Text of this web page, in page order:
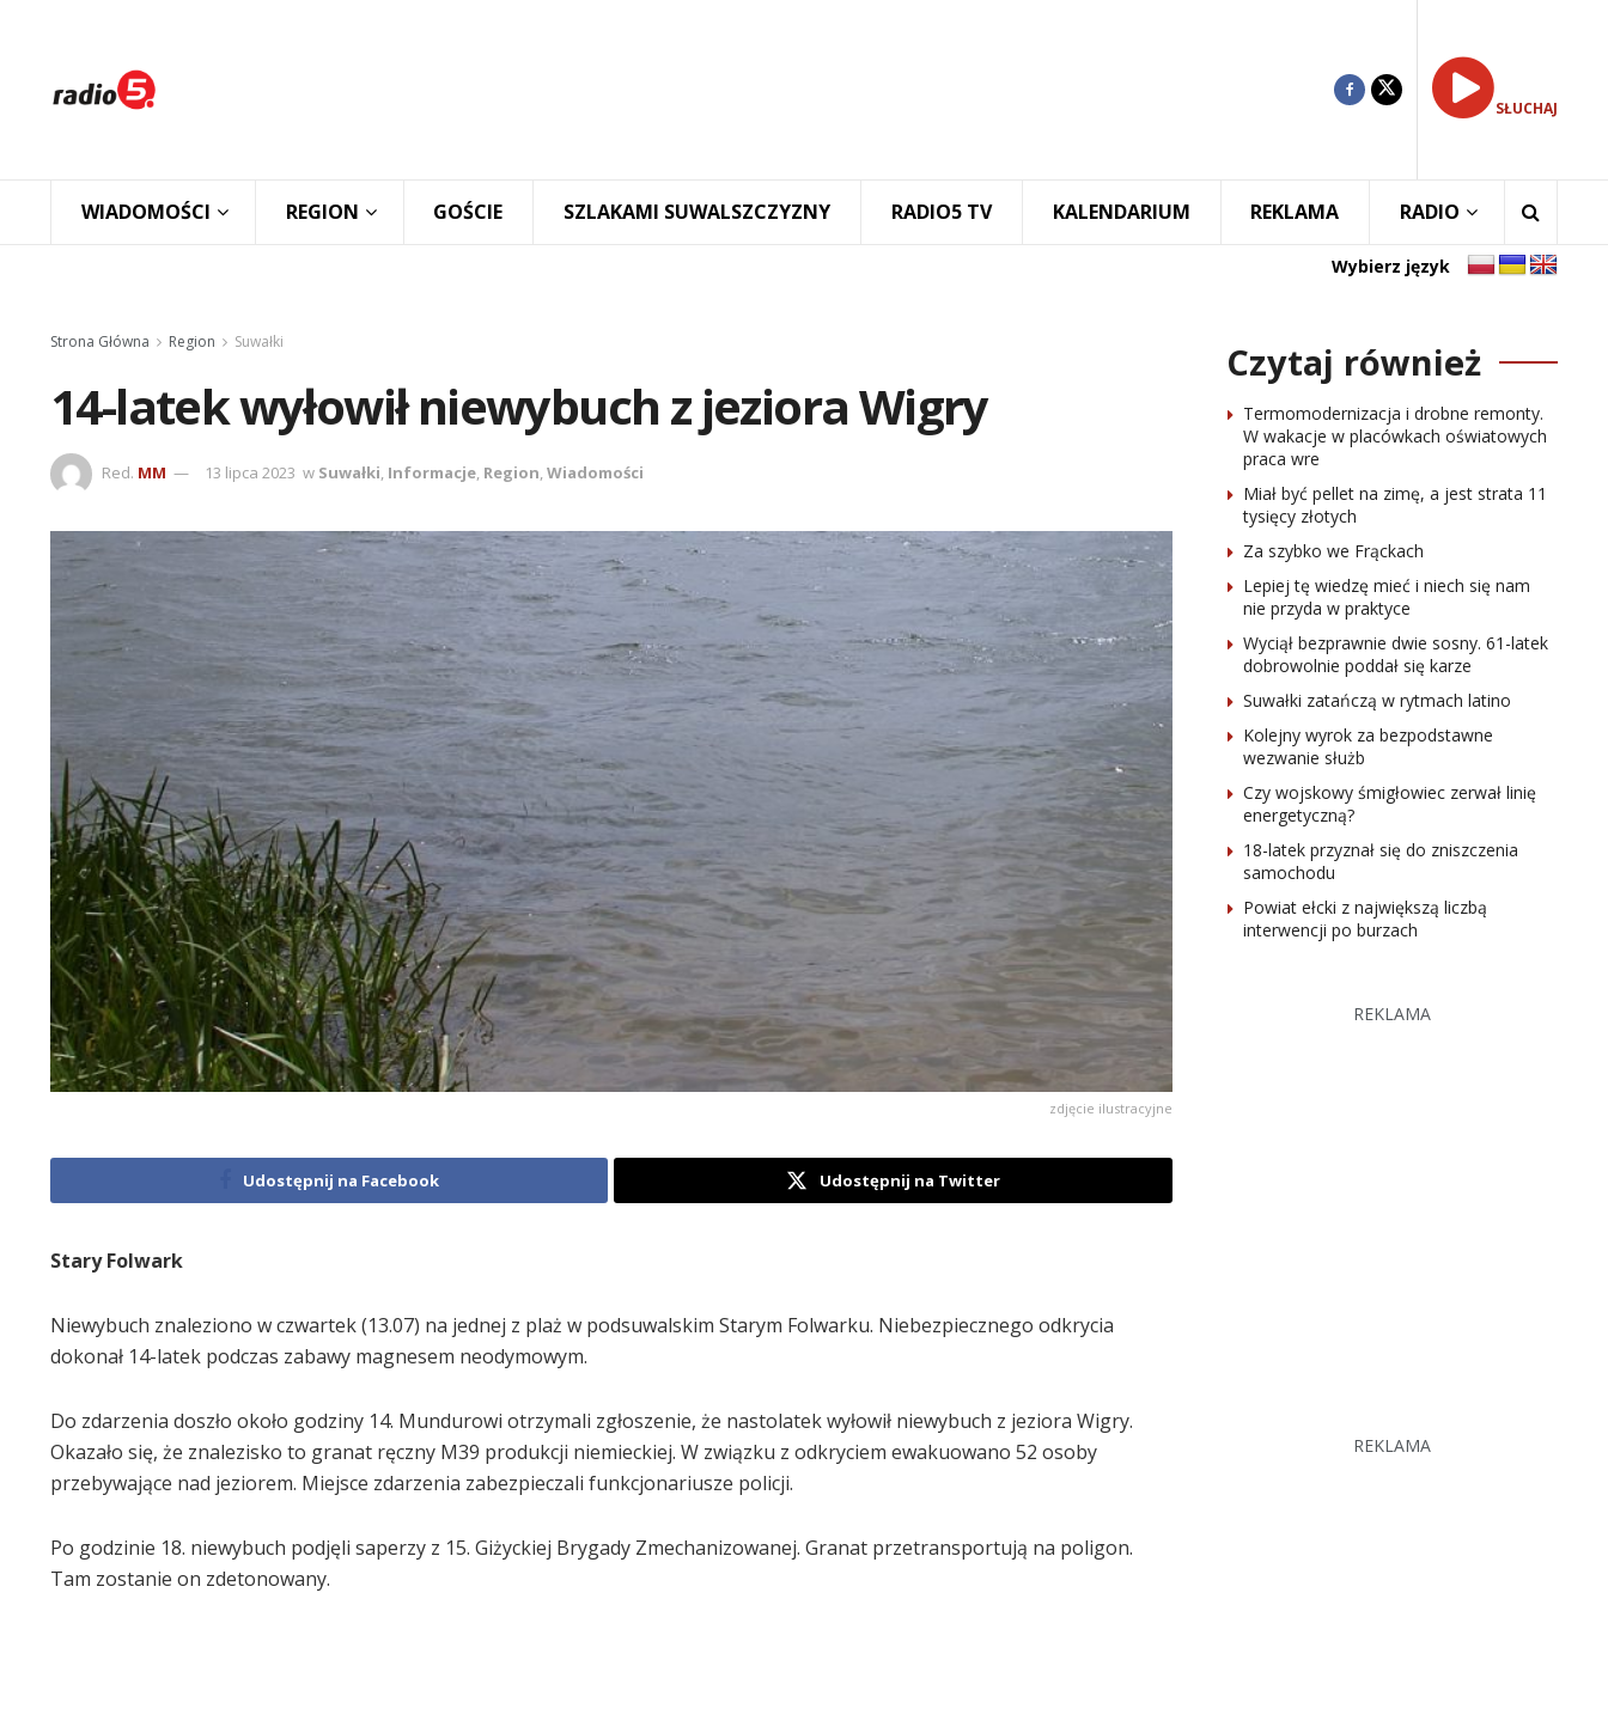
SŁUCHAJ
WIADOMOŚCI REGION GOŚCIE SZLAKAMI SUWALSZCZYZNY RADIO5 TV KALENDARIUM REKLAMA RADIO
Wybierz język
Strona Główna Region Suwałki
14-latek wyłowił niewybuch z jeziora Wigry
Red. MM 13 lipca 2023 w Suwałki, Informacje, Region,Wiadomości
zdjęcie ilustracyjne
Udostępnij na Facebook Udostępnij na Twitter
Stary Folwark
Niewybuch znaleziono w czwartek (13.07) na jednej z plaż w podsuwalskim Starym Folwarku. Niebezpiecznego odkrycia
dokonał 14-latek podczas zabawy magnesem neodymowym.
Do zdarzenia doszło około godziny 14. Mundurowi otrzymali zgłoszenie, że nastolatek wyłowił niewybuch z jeziora Wigry.
Okazało się, że znalezisko to granat ręczny M39 produkcji niemieckiej. W związku z odkryciem ewakuowano 52 osoby
przebywające nad jeziorem. Miejsce zdarzenia zabezpieczali funkcjonariusze policji.
Po godzinie 18. niewybuch podjęli saperzy z 15. Giżyckiej Brygady Zmechanizowanej. Granat przetransportują na poligon.
Tam zostanie on zdetonowany.
Czytaj również
Termomodernizacja i drobne remonty.
W wakacje w placówkach oświatowych
praca wre
Miał być pellet na zimę, a jest strata 11
tysięcy złotych
Za szybko we Frąckach
Lepiej tę wiedzę mieć i niech się nam
nie przyda w praktyce
Wyciął bezprawnie dwie sosny. 61-latek
dobrowolnie poddał się karze
Suwałki zatańczą w rytmach latino
Kolejny wyrok za bezpodstawne
wezwanie służb
Czy wojskowy śmigłowiec zerwał linię
energetyczną?
18-latek przyznał się do zniszczenia
samochodu
Powiat ełcki z największą liczbą
interwencji po burzach
REKLAMA
REKLAMA